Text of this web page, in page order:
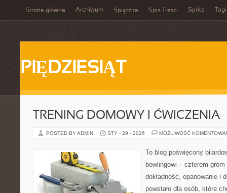
Strona główna Archiwum Śpiączka Spis Treści Sprite Tagi
PIĘDZIESIĄT
TRENING DOMOWY I ĆWICZENIA
POSTED BY ADMIN STY - 29 - 2026 MOŻLIWOŚĆ
To blog poświęcony
bowlingowi – czterem
dokładność, opanowanie i
powstało dla osób, które